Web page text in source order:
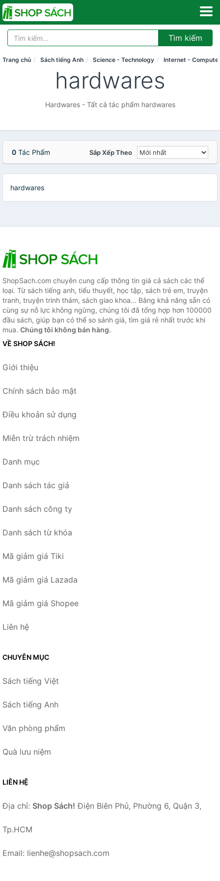
Tìm kiếm
Trang chủ Sách tiếng Anh Science - Technology Internet -
hardwares
Hardwares - Tất cả tác phẩm hardwares
0 Tác Phẩm Sắp Xếp Theo
hardwares
ShopSach.com chuyên cung cấp thông tin giá cả sách các thể
loại. Từ sách tiếng anh, tiểu thuyết, học tập, sách trẻ em, truyện
tranh, truyện trinh thám, sách giao khoa... Bằng khả năng sẵn có
cùng sự nỗ lực không ngừng, chúng tôi đã tổng hợp hơn 100000
đầu sách, giúp bạn có thể so sánh giá, tìm giá rẻ nhất trước khi
mua. Chúng tôi không bán hàng.
VỀ SHOP SÁCH!
Giới thiệu
Chính sách bảo mật
Điều khoản sử dụng
Miễn trừ trách nhiệm
Danh mục
Danh sách tác giả
Danh sách công ty
Danh sách từ khóa
Mã giảm giá Tiki
Mã giảm giá Lazada
Mã giảm giá Shopee
Liên hệ
CHUYÊN MỤC
Sách tiếng Việt
Sách tiếng Anh
Văn phòng phẩm
Quà lưu niệm
LIÊN HỆ
Địa chỉ: Shop Sách! Điện Biên Phủ, Phường 6, Quận 3,
Tp.HCM
Email: lienhe@shopsach.com